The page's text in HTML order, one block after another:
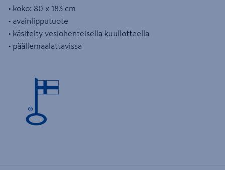
• koko: 80 x 183 cm
• avainlipputuote
• käsitelty vesiohenteisella kuullotteella
• päällemaalattavissa